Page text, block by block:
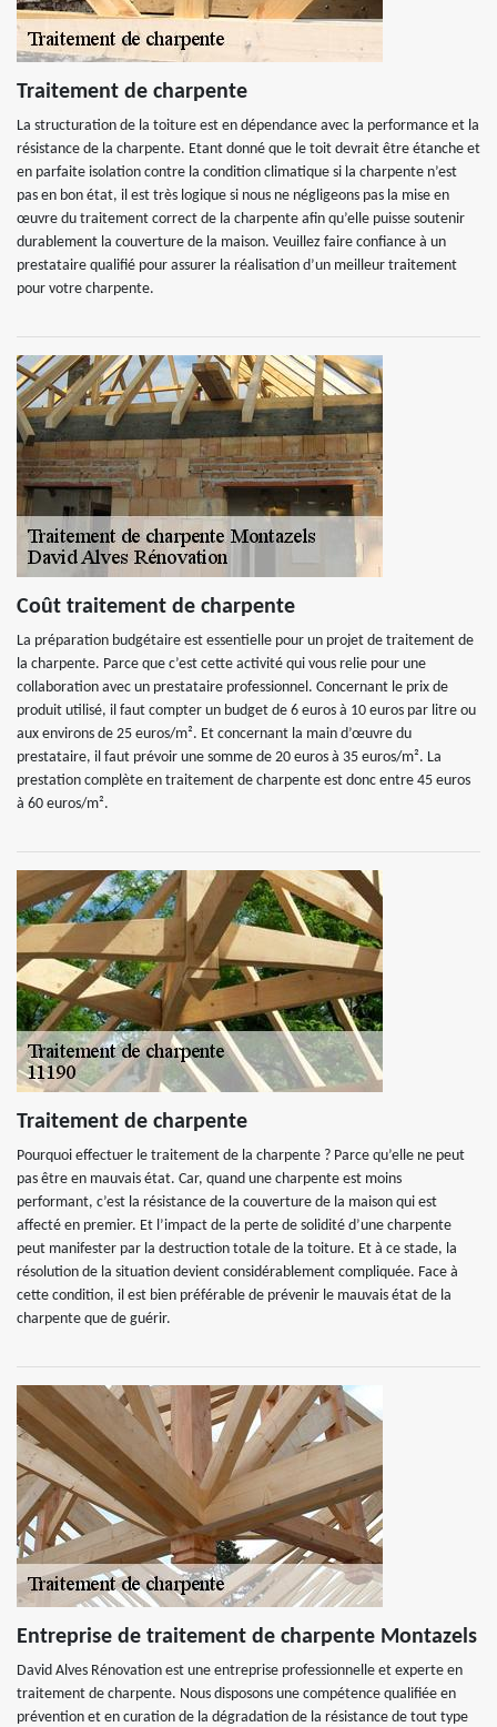
Traitement de charpente
La structuration de la toiture est en dépendance avec la performance et la
résistance de la charpente. Etant donné que le toit devrait être étanche et
en parfaite isolation contre la condition climatique si la charpente n’est
pas en bon état, il est très logique si nous ne négligeons pas la mise en
œuvre du traitement correct de la charpente afin qu’elle puisse soutenir
durablement la couverture de la maison. Veuillez faire confiance à un
prestataire qualifié pour assurer la réalisation d’un meilleur traitement
pour votre charpente.
Coût traitement de charpente
La préparation budgétaire est essentielle pour un projet de traitement de
la charpente. Parce que c’est cette activité qui vous relie pour une
collaboration avec un prestataire professionnel. Concernant le prix de
produit utilisé, il faut compter un budget de 6 euros à 10 euros par litre ou
aux environs de 25 euros/m². Et concernant la main d’œuvre du
prestataire, il faut prévoir une somme de 20 euros à 35 euros/m². La
prestation complète en traitement de charpente est donc entre 45 euros
à 60 euros/m².
Traitement de charpente
Pourquoi effectuer le traitement de la charpente ? Parce qu’elle ne peut
pas être en mauvais état. Car, quand une charpente est moins
performant, c’est la résistance de la couverture de la maison qui est
affecté en premier. Et l’impact de la perte de solidité d’une charpente
peut manifester par la destruction totale de la toiture. Et à ce stade, la
résolution de la situation devient considérablement compliquée. Face à
cette condition, il est bien préférable de prévenir le mauvais état de la
charpente que de guérir.
Entreprise de traitement de charpente Montazels
David Alves Rénovation est une entreprise professionnelle et experte en
traitement de charpente. Nous disposons une compétence qualifiée en
prévention et en curation de la dégradation de la résistance de tout type